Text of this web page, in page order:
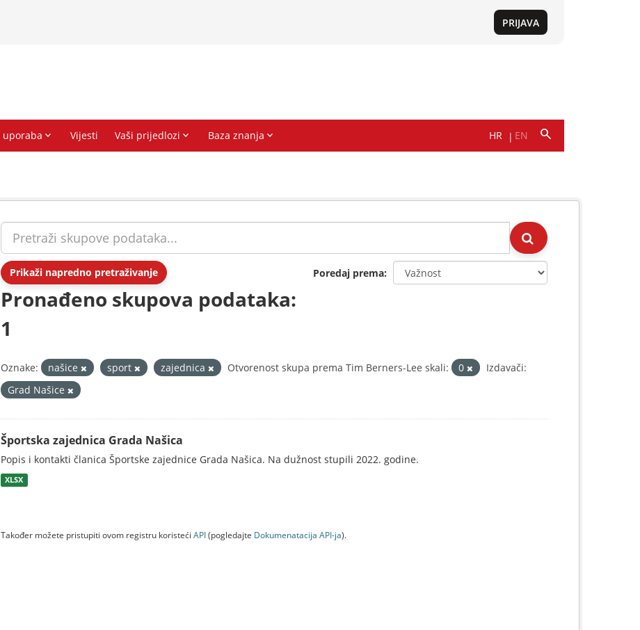
Prikaži napredno pretraživanje Poredaj prema
Pronađeno skupova podataka:
1
Oznake: našice sport zajednica Otvorenost skupa prema Tim Berners-Lee skali: 0
Izdavači:
Grad Našice
Športska zajednica Grada Našica
Popis i kontakti članica Športske zajednice Grada Našica. Na dužnost stupili 2022. godine.
XLSX
Također možete pristupiti ovom registru koristeći API(pogledajte Dokumenаtаcijа API-jа).